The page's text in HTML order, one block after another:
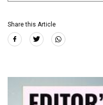
Share this Article